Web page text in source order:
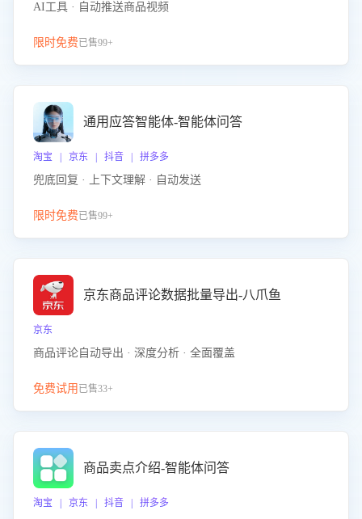
AI工具 · 自动推送商品视频
限时免费已售99+
通用应答智能体-智能体问答
淘宝 | 京东 | 抖音 | 拼多多
兜底回复 · 上下文理解 · 自动发送
限时免费已售99+
京东商品评论数据批量导出-八爪鱼
京东
商品评论自动导出 · 深度分析 · 全面覆盖
免费试用 已售33+
商品卖点介绍-智能体问答
淘宝 | 京东 | 抖音 | 拼多多